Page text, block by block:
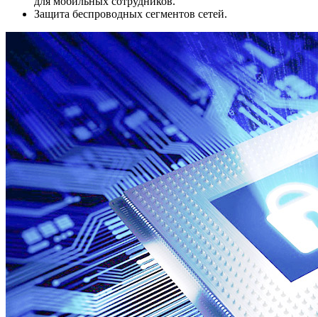
Защита беспроводных сегментов сетей.